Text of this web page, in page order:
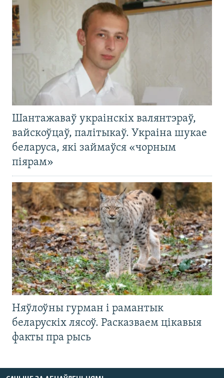
Шантажаваў украінскіх валянтэраў,
вайскоўцаў, палітыкаў. Украіна шукае
беларуса, які займаўся «чорным
піярам»
Няўлоўны гурман і рамантык
беларускіх лясоў. Расказваем цікавыя
факты пра рысь